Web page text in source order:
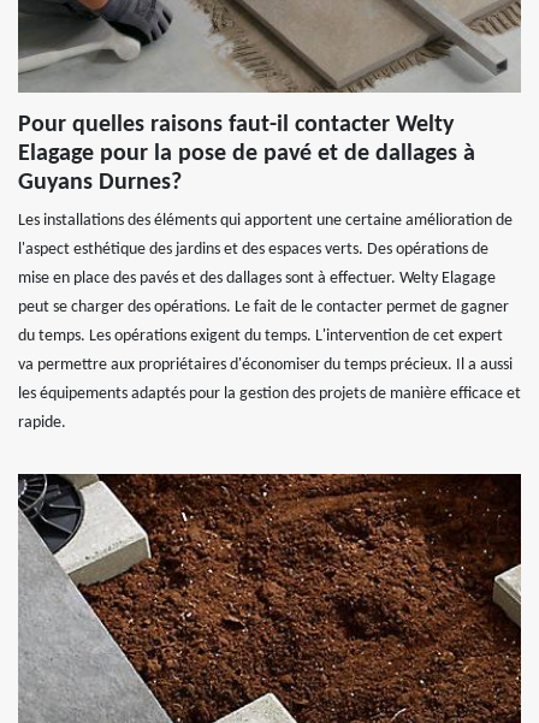
Pour quelles raisons faut-il contacter Welty
Elagage pour la pose de pavé et de dallages à
Guyans Durnes?
Les installations des éléments qui apportent une certaine amélioration de
l'aspect esthétique des jardins et des espaces verts. Des opérations de
mise en place des pavés et des dallages sont à effectuer. Welty Elagage
peut se charger des opérations. Le fait de le contacter permet de gagner
du temps. Les opérations exigent du temps. L'intervention de cet expert
va permettre aux propriétaires d'économiser du temps précieux. Il a aussi
les équipements adaptés pour la gestion des projets de manière efficace et
rapide.